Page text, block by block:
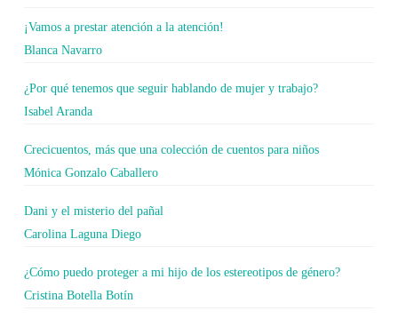
¡Vamos a prestar atención a la atención!
Blanca Navarro
¿Por qué tenemos que seguir hablando de mujer y trabajo?
Isabel Aranda
Crecicuentos, más que una colección de cuentos para niños
Mónica Gonzalo Caballero
Dani y el misterio del pañal
Carolina Laguna Diego
¿Cómo puedo proteger a mi hijo de los estereotipos de género?
Cristina Botella Botín